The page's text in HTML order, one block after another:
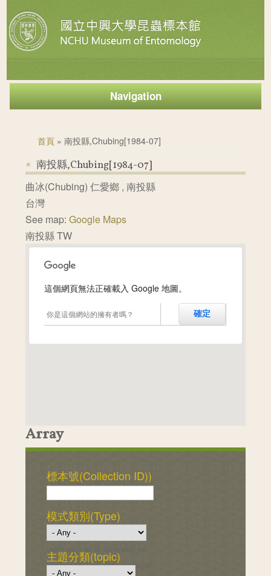
Navigation
首頁 » 南投縣,Chubing[1984-07]
南投縣,Chubing[1984-07]
曲冰(Chubing) 仁愛鄉 ,南投縣
台灣
See map:Google Maps
南投縣 TW
這個網頁無法正確載入 Google 地圖。
你是這個網站的擁有者嗎？ 確定
Array
標本號(Collection ID))
模式類別(Type)
first selected term will be the default
主題分類(topic)